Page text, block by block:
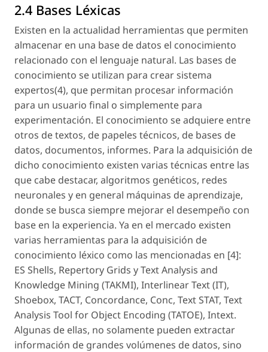
2.4 Bases Léxicas
Existen en la actualidad herramientas que permiten
almacenar en una base de datos el conocimiento
relacionado con el lenguaje natural. Las bases de
conocimiento se utilizan para crear sistema
expertos(4), que permitan procesar información
para un usuario final o simplemente para
experimentación. El conocimiento se adquiere entre
otros de textos, de papeles técnicos, de bases de
datos, documentos, informes. Para la adquisición de
dicho conocimiento existen varias técnicas entre las
que cabe destacar, algoritmos genéticos, redes
neuronales y en general máquinas de aprendizaje,
donde se busca siempre mejorar el desempeño con
base en la experiencia. Ya en el mercado existen
varias herramientas para la adquisición de
conocimiento léxico como las mencionadas en [4]:
ES Shells, Repertory Grids y Text Analysis and
Knowledge Mining (TAKMI), Interlinear Text (IT),
Shoebox, TACT, Concordance, Conc, Text STAT, Text
Analysis Tool for Object Encoding (TATOE), Intext.
Algunas de ellas, no solamente pueden extractar
información de grandes volúmenes de datos, sino